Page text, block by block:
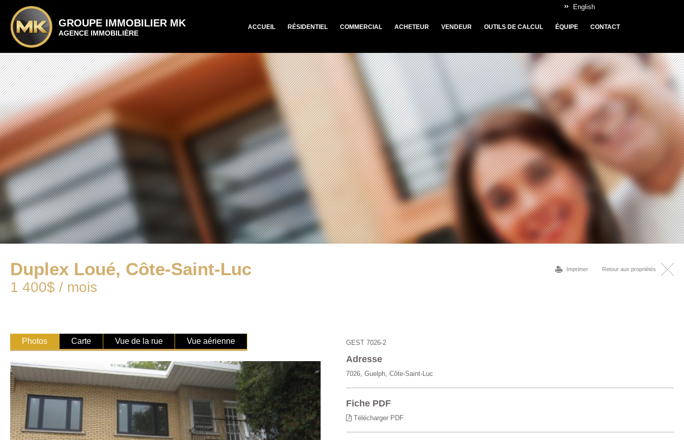
GROUPE IMMOBILIER MK
AGENCE IMMOBILIÈRE
English
ACCUEIL RÉSIDENTIEL COMMERCIAL ACHETEUR VENDEUR OUTILS DE CALCUL ÉQUIPE CONTACT
Duplex Loué, Côte-Saint-Luc
1 400$ / mois
Imprimer Retour aux propriétés
Photos Carte Vue de la rue Vue aérienne GEST 7026-2
Adresse
7026, Guelph, Côte-Saint-Luc
Fiche PDF
Télécharger PDF